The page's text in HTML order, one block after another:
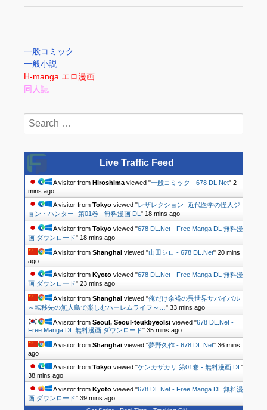
一般コミック
一般小説
H-manga エロ漫画
同人誌
Search
Live Traffic Feed
A visitor from Hiroshima viewed "一般コミック - 678 DL.Net" 2
mins ago
A visitor from Tokyo viewed "レザレクション -近代医学の怪人ジ
ョン・ハンター- 第01巻 - 無料漫画 DL " 18 mins ago
A visitor from Tokyo viewed "678 DL.Net - Free Manga DL 無料漫
画 ダウンロード" 18 mins ago
A visitor from Shanghai viewed "山田シロ - 678 DL.Net" 20 mins
ago
A visitor from Kyoto viewed "678 DL.Net - Free Manga DL 無料漫
画 ダウンロード" 23 mins ago
A visitor from Shanghai viewed "俺だけ余裕の異世界サバイバル
～転移先の無人島で楽しむハーレムライフ～… " 33 mins ago
A visitor from Seoul, Seoul-teukbyeolsi viewed "678 DL.Net -
Free Manga DL 無料漫画 ダウンロード" 35 mins ago
A visitor from Shanghai viewed "夢野久作 - 678 DL.Net" 36 mins
ago
A visitor from Tokyo viewed "ケンカザカリ 第01巻 - 無料漫画 DL "
38 mins ago
A visitor from Kyoto viewed "678 DL.Net - Free Manga DL 無料漫
画 ダウンロード" 39 mins ago